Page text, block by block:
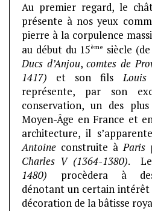
Au premier regard, le
présente à nos yeux
pierre à la corpulence
au début du 15ème siècle
Ducs d’Anjou,comtes de
1417) et son fils
représente, par son
conservation, un des
Moyen-Âge en France et
architecture, il
Antoine construite à Paris
Charles V (1364-1380).
1480) procèdera à des
dénotant un certain
décoration de la bâtisse